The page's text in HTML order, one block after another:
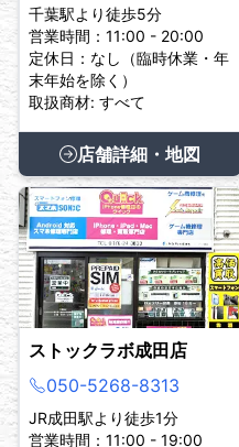
千葉駅より徒歩5分
営業時間：11:00 - 20:00
定休日：なし（臨時休業・年
末年始を除く）
取扱商材: すべて
店舗詳細・地図
ストックラボ成田店
050-5268-8313
JR成田駅より徒歩1分
営業時間：11:00 - 19:00